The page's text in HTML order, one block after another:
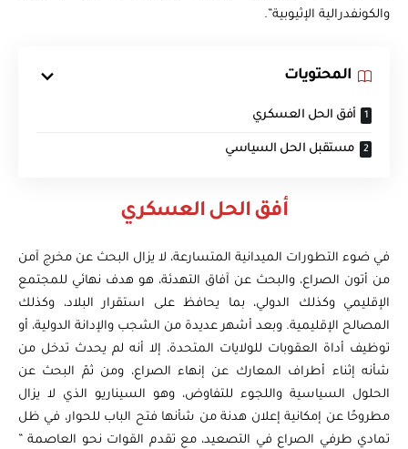
والكونفدرالية الإثيوبية”.
المحتويات
أفق الحل العسكري
مستقبل الحل السياسي
أفق الحل العسكري
في ضوء التطورات الميدانية المتسارعة، لا يزال البحث عن مخرج آمن
من أتون الصراع، والبحث عن آفاق التهدئة، هو هدف نهائي للمجتمع
الإقليمي وكذلك الدولي، بما يحافظ على استقرار البلاد، وكذلك
المصالح الإقليمية. وبعد أشهر عديدة من الشجب والإدانة الدولية، أو
توظيف أداة العقوبات للولايات المتحدة، إلا أنه لم يحدث تدخل من
شأنه إثناء أطراف المعارك عن إنهاء الصراع، ومن ثمّ البحث عن
الحلول السياسية واللجوء للتفاوض، وهو السيناريو الذي لا يزال
مطروحًا عن إمكانية إعلان هدنة من شأنها فتح الباب للحوار، في ظل
تمادي طرفي الصراع في التصعيد، مع تقدم القوات نحو العاصمة ”